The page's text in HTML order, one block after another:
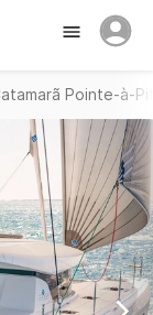
Pointe-à-